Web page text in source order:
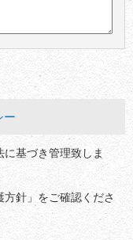
ー
基づき管理致しま
針」をご確認くださ